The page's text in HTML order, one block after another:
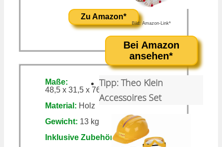
Zu Amazon*
Maße:
48,5 x 31,5 x 76,5 cm (B x T x H)
Material: Holz
Gewicht: 13 kg
Inklusive Zubehör:Ja
Bild: Amazon-Link*
Bei Amazon
ansehen*
Tipp: Theo Klein
Accessoires Set